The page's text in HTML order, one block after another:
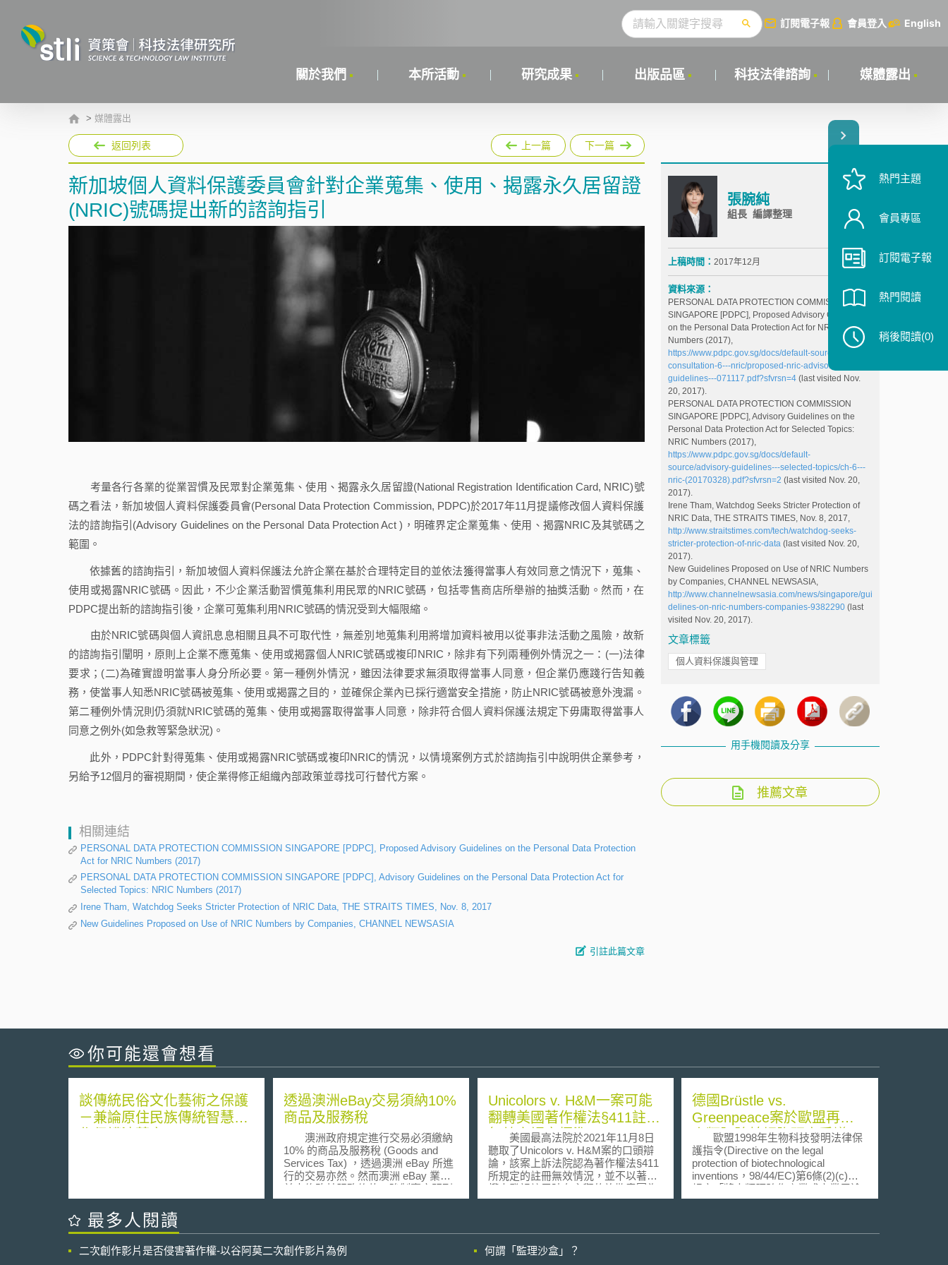
訂閱電子報 會員登入 English
關於我們 本所活動 研究成果 出版品區 科技法律諮詢 媒體露出
> 媒體露出
返回列表 上一篇 下一篇
新加坡個人資料保護委員會針對企業蒐集、使用、揭露永久居留證
(NRIC)號碼提出新的諮詢指引
考量各行各業的從業習慣及民眾對企業蒐集、使用、揭露永久居留證(National Registration Identification Card, NRIC)號
碼之看法，新加坡個人資料保護委員會(Personal Data Protection Commission, PDPC)於2017年11月提議修改個人資料保護
法的諮詢指引(Advisory Guidelines on the Personal Data Protection Act )，明確界定企業蒐集、使用、揭露NRIC及其號碼之
範圍。
依據舊的諮詢指引，新加坡個人資料保護法允許企業在基於合理特定目的並依法獲得當事人有效同意之情況下，蒐集、
使用或揭露NRIC號碼。因此，不少企業活動習慣蒐集利用民眾的NRIC號碼，包括零售商店所舉辦的抽獎活動。然而，在
PDPC提出新的諮詢指引後，企業可蒐集利用NRIC號碼的情況受到大幅限縮。
由於NRIC號碼與個人資訊息息相關且具不可取代性，無差別地蒐集利用將增加資料被用以從事非法活動之風險，故新
的諮詢指引闡明，原則上企業不應蒐集、使用或揭露個人NRIC號碼或複印NRIC，除非有下列兩種例外情況之一：(一)法律
要求；(二)為確實證明當事人身分所必要。第一種例外情況，雖因法律要求無須取得當事人同意，但企業仍應踐行告知義
務，使當事人知悉NRIC號碼被蒐集、使用或揭露之目的，並確保企業內已採行適當安全措施，防止NRIC號碼被意外洩漏。
第二種例外情況則仍須就NRIC號碼的蒐集、使用或揭露取得當事人同意，除非符合個人資料保護法規定下毋庸取得當事人
同意之例外(如急救等緊急狀況)。
此外，PDPC針對得蒐集、使用或揭露NRIC號碼或複印NRIC的情況，以情境案例方式於諮詢指引中說明供企業參考，
另給予12個月的審視期間，使企業得修正組織內部政策並尋找可行替代方案。
相關連結
PERSONAL DATA PROTECTION COMMISSION SINGAPORE [PDPC], Proposed Advisory Guidelines on the Personal Data Protection
Act for NRIC Numbers (2017)
PERSONAL DATA PROTECTION COMMISSION SINGAPORE [PDPC], Advisory Guidelines on the Personal Data Protection Act for
Selected Topics: NRIC Numbers (2017)
Irene Tham, Watchdog Seeks Stricter Protection of NRIC Data, THE STRAITS TIMES, Nov. 8, 2017
New Guidelines Proposed on Use of NRIC Numbers by Companies, CHANNEL NEWSASIA
引註此篇文章
張腕純
組長 編譯整理
上稿時間： 2017年12月
資料來源：
PERSONAL DATA PROTECTION COMMISSION
SINGAPORE [PDPC], Proposed Advisory Guidelines
on the Personal Data Protection Act for NRIC
Numbers (2017),
https://www.pdpc.gov.sg/docs/default-source/public-
consultation-6---nric/proposed-nric-advisory-
guidelines---071117.pdf?sfvrsn=4(last visited Nov.
20, 2017).
PERSONAL DATA PROTECTION COMMISSION
SINGAPORE [PDPC], Advisory Guidelines on the
Personal Data Protection Act for Selected Topics:
NRIC Numbers (2017),
https://www.pdpc.gov.sg/docs/default-
source/advisory-guidelines---selected-topics/ch-6---
nric-(20170328).pdf?sfvrsn=2 (last visited Nov. 20,
2017).
Irene Tham, Watchdog Seeks Stricter Protection of
NRIC Data, THE STRAITS TIMES, Nov. 8, 2017,
http://www.straitstimes.com/tech/watchdog-seeks-
stricter-protection-of-nric-data(last visited Nov. 20,
2017).
New Guidelines Proposed on Use of NRIC Numbers
by Companies, CHANNEL NEWSASIA,
http://www.channelnewsasia.com/news/singapore/gui
delines-on-nric-numbers-companies-9382290(last
visited Nov. 20, 2017).
文章標籤
個人資料保護與管理
用手機閱讀及分享
推薦文章
你可能還會想看
談傳統民俗文化藝術之保護
－兼論原住民族傳統智慧創
透過澳洲eBay交易須納10%
商品及服務稅
澳洲政府規定進行交易必須繳納
10% 的商品及服務稅 (Goods and
Services Tax) ，透過澳洲 eBay 所進
行的交易亦然。然而澳洲 eBay 業者
並未修改其服務條款，強制賣方明列
成功得標價須課徵 10% 稅款之資訊，
所以造成商品價格較便宜的假象。為
Unicolors v. H&M一案可能
翻轉美國著作權法§411註冊
無效之認定標準
美國最高法院於2021年11月8日
聽取了Unicolors v. H&M案的口頭辯
論，該案上訴法院認為著作權法§411
所規定的註冊無效情況，並不以著作
權人登記註冊時有主觀的詐欺意圖為
限，應擴及到對錯誤事實有認知就足
的要件，但著作權人須向官方進行註
德國Brüstle vs.
Greenpeace案於歐盟再掀
人類胚胎幹細胞研究爭議
歐盟1998年生物科技發明法律保
護指令(Directive on the legal
protection of biotechnological
inventions，98/44/EC)第6條(2)(c)雖
規定「將人類胚胎作產業或商業用途
之使用不具備可專利性」，但並未定
最多人閱讀
二次創作影片是否侵害著作權-以谷阿莫二次創作影片為例
何謂「監理沙盒」？
熱門主題
會員專區
訂閱電子報
熱門閱讀
稍後閱讀(0)